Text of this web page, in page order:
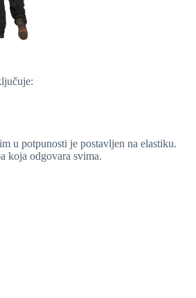
u potpunosti je postavljen na elastiku.
koja odgovara svima.